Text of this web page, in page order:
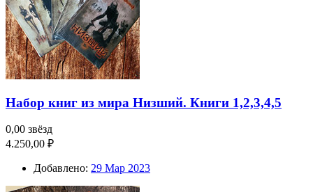
Набор книг из мира Низший. Книги 1,2,3,4,5
0,00 звёзд
4.250,00 ₽
Добавлено: 29 Мар 2023